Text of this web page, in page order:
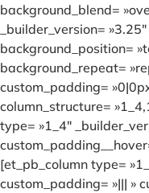
background_blend=
_builder_version=
background_position=
background_repeat=
custom_padding=
column_structure=
type= »1_4″
[et_pb_column type=
custom_padding= »||| »